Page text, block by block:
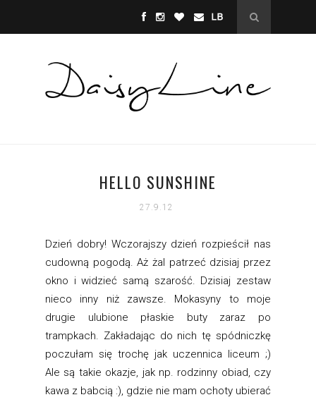
HELLO SUNSHINE
27.9.12
Dzień dobry! Wczorajszy dzień rozpieścił nas
cudowną pogodą. Aż żal patrzeć dzisiaj przez
okno i widzieć samą szarość. Dzisiaj zestaw
nieco inny niż zawsze. Mokasyny to moje
drugie ulubione płaskie buty zaraz po
trampkach. Zakładając do nich tę spódniczkę
poczułam się trochę jak uczennica liceum ;)
Ale są takie okazje, jak np. rodzinny obiad, czy
kawa z babcią :), gdzie nie mam ochoty ubierać